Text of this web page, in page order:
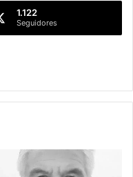
1.122
Seguidores